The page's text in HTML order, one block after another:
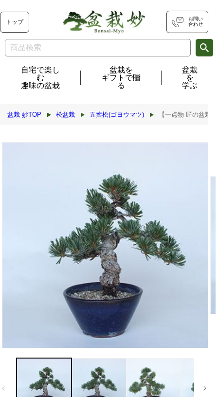
ンツに
進む
トップ
お問い
合わせ
自宅で楽し
む
趣味の盆栽
盆栽を
ギフトで贈
る
盆栽
を
学ぶ
盆栽 妙TOP 松盆栽 五葉松(ゴヨウマツ) 【一点物 匠の盆栽
商品情